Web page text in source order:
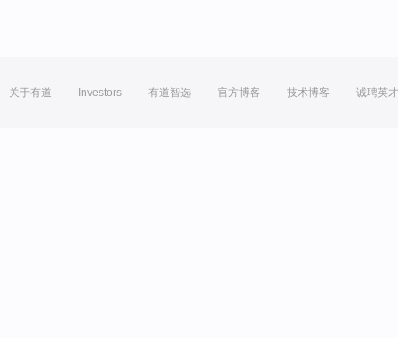
关于有道 Investors 有道智选 官方博客 技术博客 诚聘英才